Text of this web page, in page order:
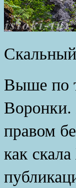
Выше по
Воронки.
правом
как